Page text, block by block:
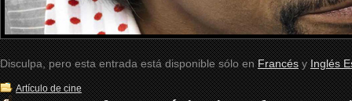
Disculpa, pero esta entrada está disponible sólo enFrancésyInglés
Artículo de cine